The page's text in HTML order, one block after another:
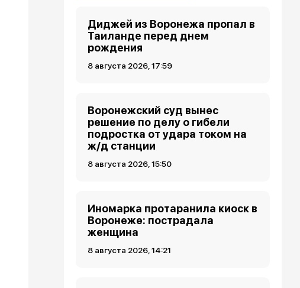
Диджей из Воронежа пропал в
Таиланде перед днем
рождения
8 августа 2026, 17:59
Воронежский суд вынес
решение по делу о гибели
подростка от удара током на
ж/д станции
8 августа 2026, 15:50
Иномарка протаранила киоск в
Воронеже: пострадала
женщина
8 августа 2026, 14:21